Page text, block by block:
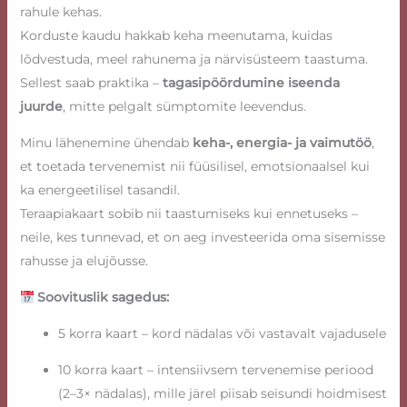
rahule kehas.
Korduste kaudu hakkab keha meenutama, kuidas
lõdvestuda, meel rahunema ja närvisüsteem taastuma.
Sellest saab praktika – tagasipöördumine iseenda
juurde, mitte pelgalt sümptomite leevendus.
Minu lähenemine ühendab keha-, energia- ja vaimutöö,
et toetada tervenemist nii füüsilisel, emotsionaalsel kui
ka energeetilisel tasandil.
Teraapiakaart sobib nii taastumiseks kui ennetuseks –
neile, kes tunnevad, et on aeg investeerida oma sisemisse
rahusse ja elujõusse.
Soovituslik sagedus:
5 korra kaart – kord nädalas või vastavalt vajadusele
10 korra kaart – intensiivsem tervenemise periood
(2–3× nädalas), mille järel piisab seisundi hoidmisest